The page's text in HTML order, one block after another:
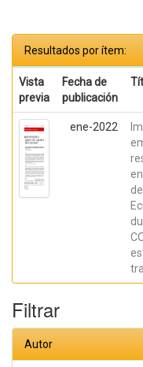
Resultados por ítem:
Vista
previa
Fecha de
publicación
ene-2022
Filtrar
Autor